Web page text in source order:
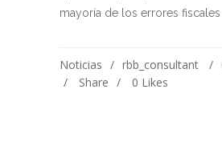
mayoría de los errores fiscales
Noticias rbb_consultant
Share
0 Likes